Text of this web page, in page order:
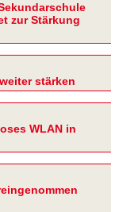
zur Stärkung
stärken
WLAN in